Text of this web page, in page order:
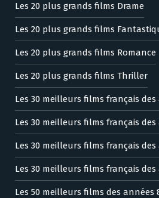
Les 20 plus grands films Drame
Les 20 plus grands films
Les 20 plus grands films Romance
Les 20 plus grands films Thriller
Les 30 meilleurs films français des
Les 30 meilleurs films français des
Les 30 meilleurs films français des
Les 30 meilleurs films français des
Les 50 meilleurs films des années